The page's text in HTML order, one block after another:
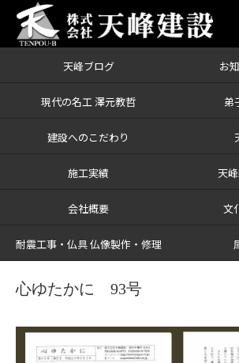
天峰ブログ お
現代の名工 澤元教哲 弟
建設へのこだわり
施工実績 天
会社概要 文
耐震工事・仏具 仏像製作・修理
ブログ 心ゆたかに 93号
心ゆたかに 93号